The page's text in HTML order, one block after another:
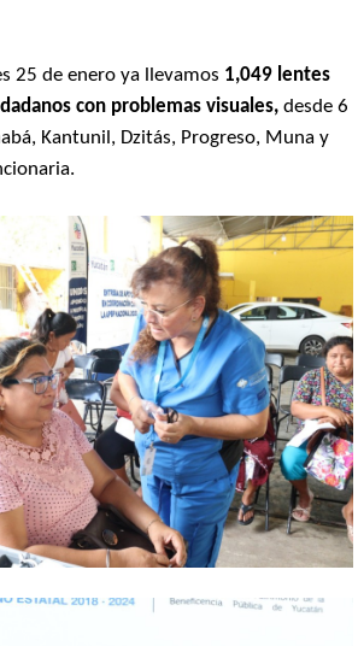
25 de enero ya llevamos 1,049 lentes
con problemas visuales, desde 6
Kantunil, Dzitás, Progreso, Muna y